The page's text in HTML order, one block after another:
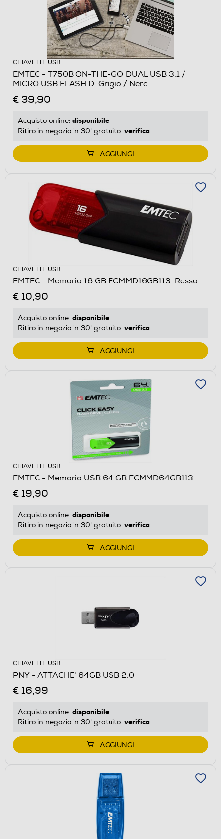
CHIAVETTE USB
EMTEC - T750B ON-THE-GO DUAL USB 3.1 /
MICRO USB FLASH D-Grigio / Nero
€ 39,90
Acquisto online: disponibile
Ritiro in negozio in 30' gratuito: verifica
AGGIUNGI
CHIAVETTE USB
EMTEC - Memoria 16 GB ECMMD16GB113-Rosso
€ 10,90
Acquisto online: disponibile
Ritiro in negozio in 30' gratuito: verifica
AGGIUNGI
CHIAVETTE USB
EMTEC - Memoria USB 64 GB ECMMD64GB113
€ 19,90
Acquisto online: disponibile
Ritiro in negozio in 30' gratuito: verifica
AGGIUNGI
CHIAVETTE USB
PNY - ATTACHE' 64GB USB 2.0
€ 16,99
Acquisto online: disponibile
Ritiro in negozio in 30' gratuito: verifica
AGGIUNGI